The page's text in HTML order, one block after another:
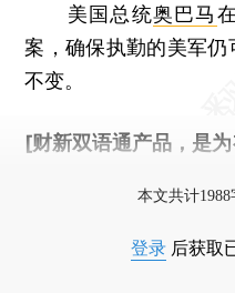
美国总统奥巴马
案，确保执勤的美军
不变。
[财新双语通产品，是
本文共计
登录 后获取